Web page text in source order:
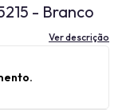
- Branco
Ver descrição